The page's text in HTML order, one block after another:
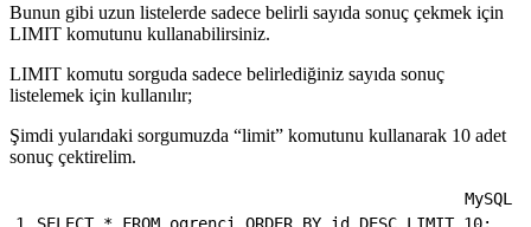
Bunun gibi uzun listelerde sadece belirli sayıda sonuç çekmek için
LIMIT komutunu kullanabilirsiniz.
LIMIT komutu sorguda sadece belirlediğiniz sayıda sonuç
listelemek için kullanılır;
Şimdi yularıdaki sorgumuzda “limit” komutunu kullanarak 10 adet
sonuç çektirelim.
MySQL